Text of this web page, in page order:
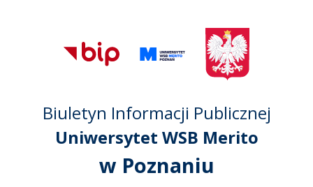
głównego menu
Przejdź do treści
Przejdź do mapy
serwisu
Biuletyn Informacji Publicznej
Uniwersytet WSB Merito
w Poznaniu